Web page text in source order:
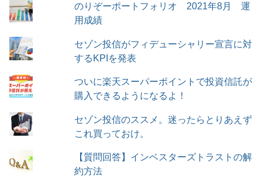
のりぞーポートフォリオ 2021年8月 運
用成績
セゾン投信がフィデューシャリー宣言に対
するKPIを発表
ついに楽天スーパーポイントで投資信託が
購入できるようになるよ！
セゾン投信のススメ。迷ったらとりあえず
これ買っておけ。
【質問回答】インベスターズトラストの解
約方法